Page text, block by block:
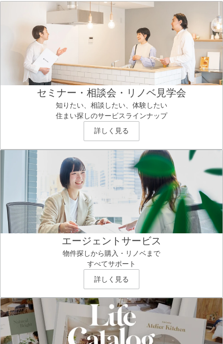
セミナー・相談会・リノベ見学会
知りたい、相談したい、体験したい
住まい探しのサービスラインナップ
詳しく見る
エージェントサービス
物件探しから購入・リノベまで
すべてサポート
詳しく見る